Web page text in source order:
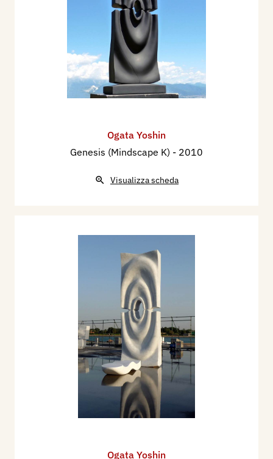
Ogata Yoshin
Genesis (Mindscape K) - 2010
Visualizza scheda
Ogata Yoshin